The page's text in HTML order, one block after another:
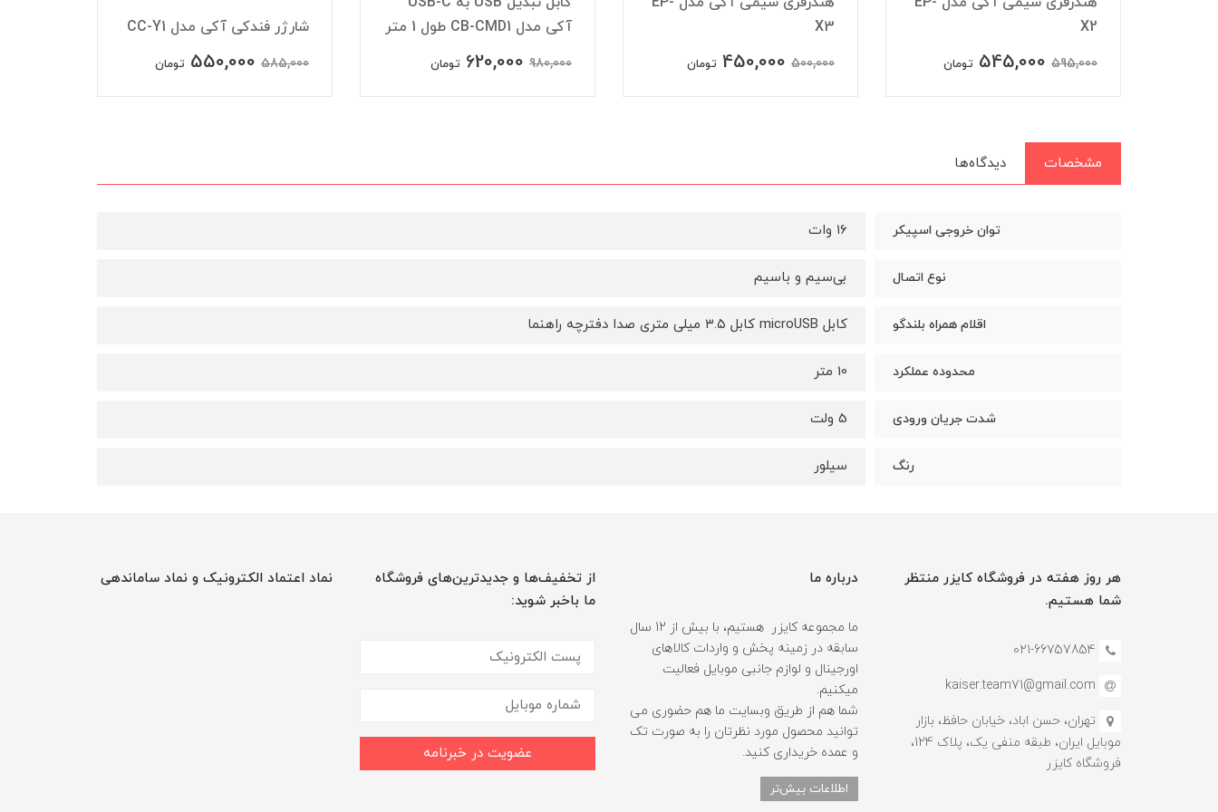
X2
595,000
545,000 تومان
X3
500,000
450,000 تومان
آکی مدل CB-CMD1 طول 1 متر
980,000
620,000 تومان
شارژر فندکی آکی مدل CC-Y1
585,000
550,000 تومان
مشخصات دیدگاه‌ها
توان خروجی اسپیکر ۱۶ وات
نوع اتصال بی‌سیم و باسیم
اقلام همراه بلندگو کابل microUSB کابل ۳.۵ میلی متری صدا دفترچه راهنما
محدوده عملکرد 10 متر
شدت جریان ورودی 5 ولت
رنگ سیلور
هر روز هفته در فروشگاه کایزر منتظر
شما هستیم.
021-66757854
kaiser.team71@gmail.com
تهران، حسن اباد، خیابان حافظ، بازار
موبایل ایران، طبقه منفی یک، پلاک 124،
فروشگاه کایزر
درباره ما
ما مجموعه کایزر هستیم، با بیش از 12 سال
سابقه در زمینه پخش و واردات کالاهای
اورجینال و لوازم جانبی موبایل فعالیت
میکنیم.
شما هم از طریق وبسایت ما هم حضوری می
توانید محصول مورد نظرتان را به صورت تک
و عمده خریداری کنید.
اطلاعات بیش‌تر
از تخفیف‌ها و جدیدترین‌های فروشگاه
ما باخبر شوید:
عضویت در خبرنامه
نماد اعتماد الکترونیک و نماد ساماندهی